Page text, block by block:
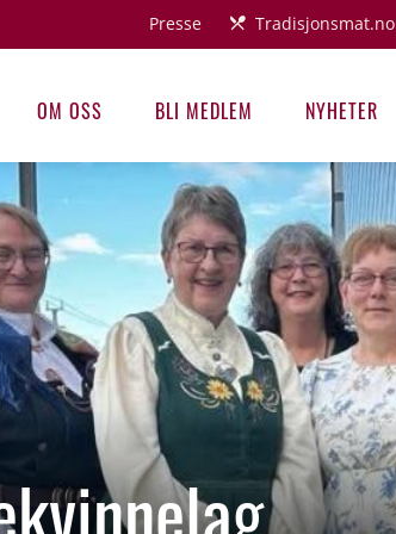
Presse Tradisjonsmat.no
OM OSS BLI MEDLEM NYHETER